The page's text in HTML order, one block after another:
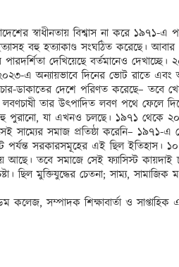
স্বাধীনতায় বিশ্বাস না করে ১৯৭১-এ
বহু হত্যাকাণ্ড সংঘঠিত করেছে।
পারদর্শিতা দেখিয়েছে বর্তমানেও
এ অন্যায়ভাবে দিনের ভোট রাতে এবং
ডাকাতের দেশে পরিণত করেছে– তবে
তার উৎপাদিত লবণ পথে ফেলে দিয়ে
পুরানো, যা এখনও চলছে। ১৯৭১ থেকে
সেই সাম্যের সমাজ প্রতিষ্ঠা করেনি–
সরকারসমূহের এই ছিল ইতিহাস।
আছে। তবে সমাজে সেই ফ্যাসিস্ট
ছিল মুক্তিযুদ্ধের চেতনা; সাম্য, সামাজিক